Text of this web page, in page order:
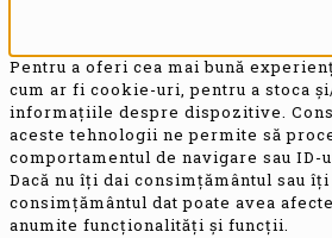
Pentru a oferi cea mai bună
cum ar fi cookie-uri, pentru a stoca
informațiile despre dispozitive.
aceste tehnologii ne permite să
comportamentul de navigare sau ID-
Dacă nu îți dai consimțământul sau
consimțământul dat poate avea
anumite funcționalități și funcții.